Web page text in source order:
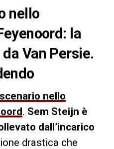
nello
la
Van Persie.
nello
. Sem Steijn è
dall’incarico
drastica che